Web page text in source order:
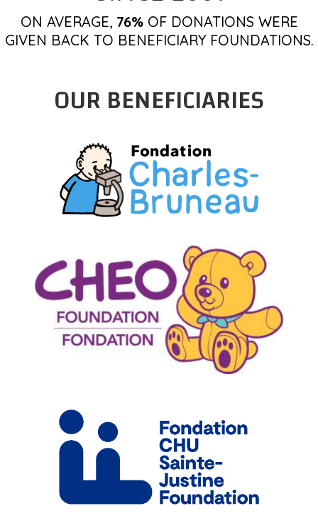
ON AVERAGE, 76%OF DONATIONS WERE
GIVEN BACK TO BENEFICIARY FOUNDATIONS.
OUR BENEFICIARIES